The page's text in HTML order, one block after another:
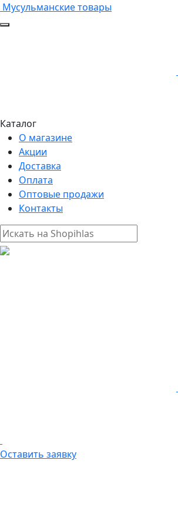
Мусульманские товары
Каталог
О магазине
Акции
Доставка
Оплата
Оптовые продажи
Контакты
Оставить заявку